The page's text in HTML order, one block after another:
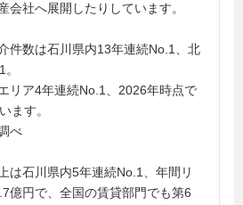
会社へ展開したりしています。
件数は石川県内13年連続No.1、北
リア4年連続No.1、2026年時点で
ます。
べ
は石川県内5年連続No.1、年間リ
億円で、全国の賃貸部門でも第6